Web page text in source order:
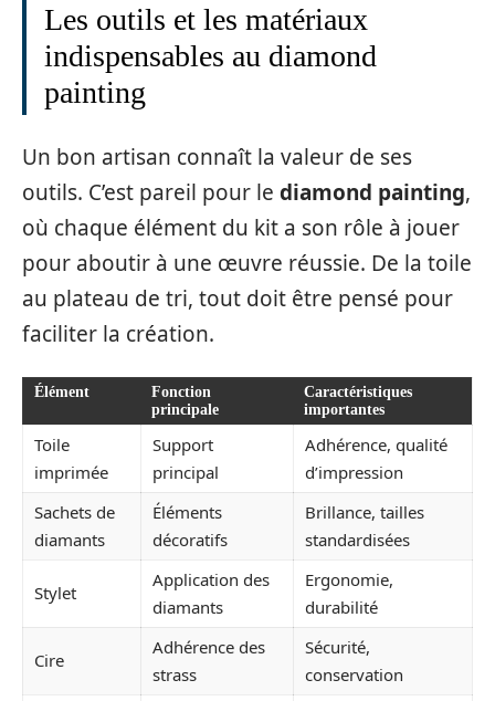
Les outils et les matériaux
indispensables au diamond
painting
Un bon artisan connaît la valeur de ses
outils. C’est pareil pour le diamond painting,
où chaque élément du kit a son rôle à jouer
pour aboutir à une œuvre réussie. De la toile
au plateau de tri, tout doit être pensé pour
faciliter la création.
Élément
Fonction
principale
Caractéristiques
importantes
Toile
imprimée
Support
principal
Adhérence, qualité
d’impression
Sachets de
diamants
Éléments
décoratifs
Brillance, tailles
standardisées
Stylet
Application des
diamants
Ergonomie,
durabilité
Cire
Adhérence des
strass
Sécurité,
conservation